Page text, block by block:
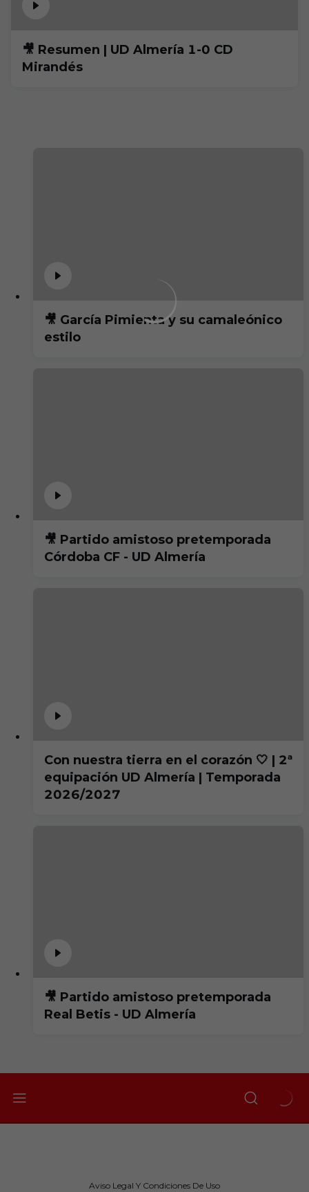
🎥 Resumen | UD Almería 1-0 CD
Mirandés
🎥 García Pimienta y su camaleónico
estilo
🎥 Partido amistoso pretemporada
Córdoba CF - UD Almería
Con nuestra tierra en el corazón 🤍 | 2ª
equipación UD Almería | Temporada
2026/2027
🎥 Partido amistoso pretemporada
Real Betis - UD Almería
Aviso Legal Y Condiciones De Uso